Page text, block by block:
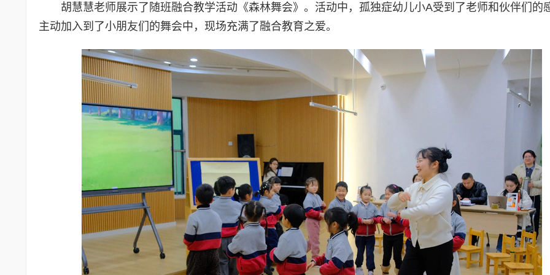
胡慧慧老师展示了随班融合教学活动《森林舞会》。活动中，孤独症幼儿小A受到了老师和伙伴们的
主动加入到了小朋友们的舞会中，现场充满了融合教育之爱。